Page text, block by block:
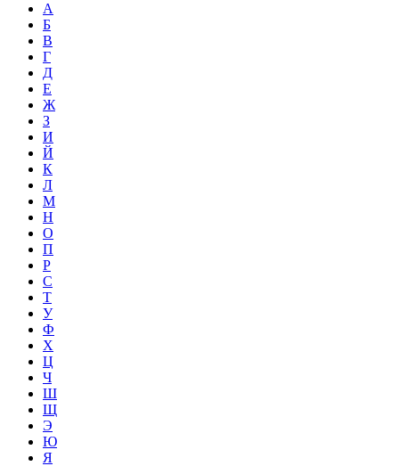
А
Б
В
Г
Д
Е
Ж
З
И
Й
К
Л
М
Н
О
П
Р
С
Т
У
Ф
Х
Ц
Ч
Ш
Щ
Э
Ю
Я